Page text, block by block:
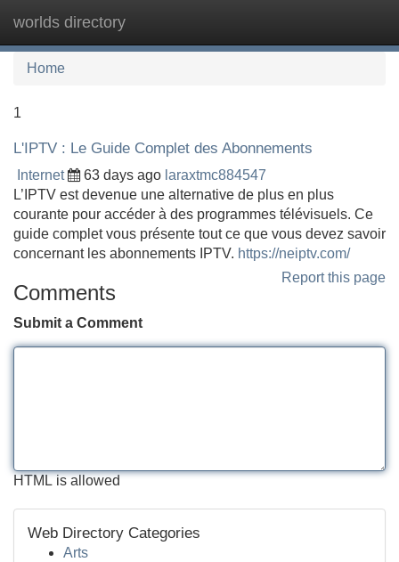
worlds directory
Home
1
L'IPTV : Le Guide Complet des Abonnements
Internet 63 days ago laraxtmc884547
L’IPTV est devenue une alternative de plus en plus
courante pour accéder à des programmes télévisuels. Ce
guide complet vous présente tout ce que vous devez savoir
concernant les abonnements IPTV. https://neiptv.com/
Report this page
Comments
Submit a Comment
HTML is allowed
Web Directory Categories
Arts